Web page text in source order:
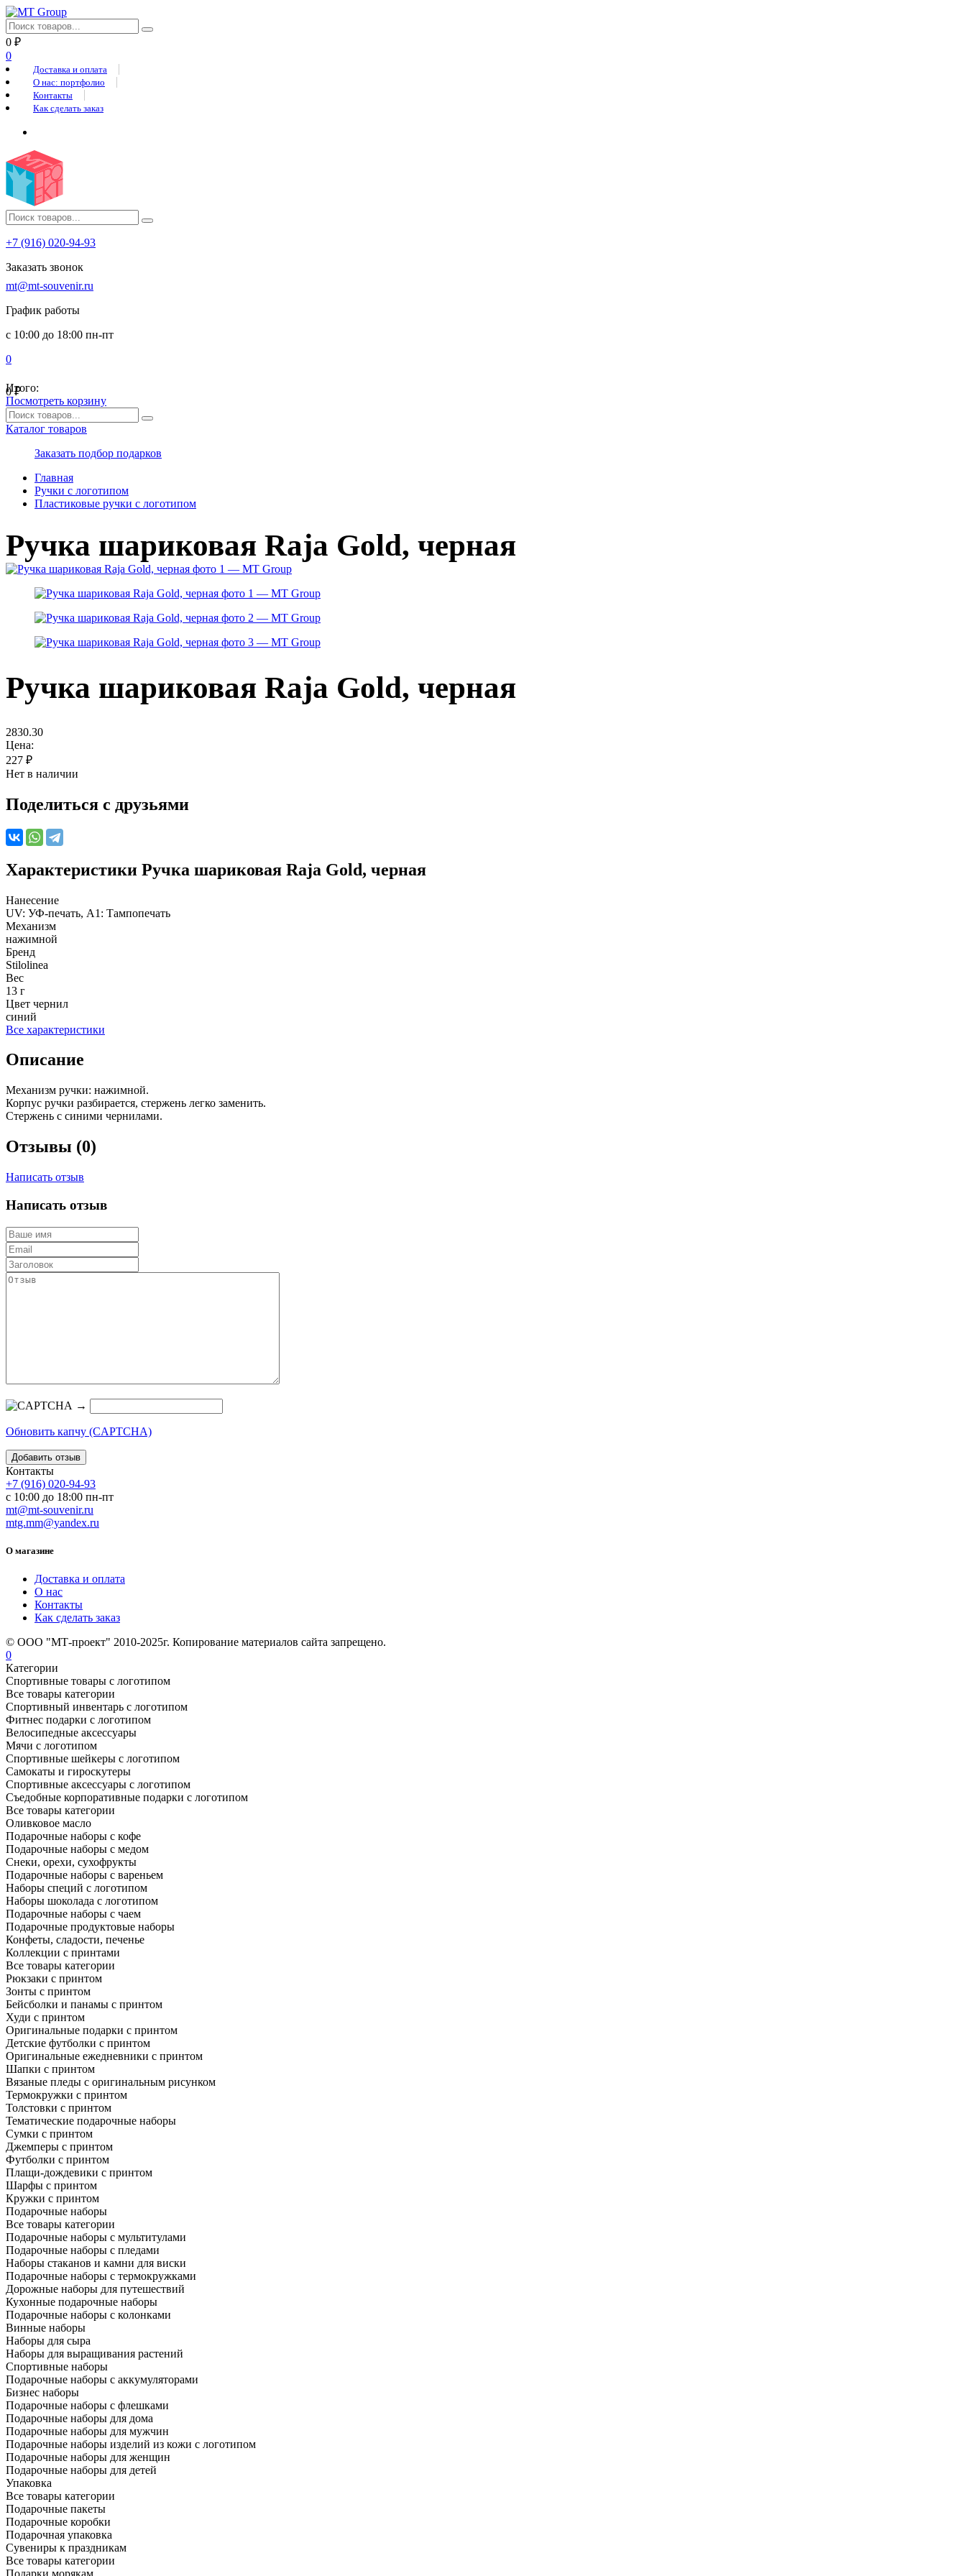
0 ₽
0
Доставка и оплата
О нас: портфолио
Контакты
Как сделать заказ
+7 (916) 020-94-93
Заказать звонок
mt@mt-souvenir.ru
График работы
с 10:00 до 18:00 пн-пт
0
0₽
Итого:
Посмотреть корзину
Каталог товаров
Заказать подбор подарков
Главная
Ручки с логотипом
Пластиковые ручки с логотипом
Ручка шариковая Raja Gold, черная
Ручка шариковая Raja Gold, черная
2830.30
Цена:
227 ₽
Нет в наличии
Поделиться с друзьями
Характеристики Ручка шариковая Raja Gold, черная
Нанесение
UV: УФ-печать, A1: Тампопечать
Механизм
нажимной
Бренд
Stilolinea
Вес
13 г
Цвет чернил
синий
Все характеристики
Описание
Механизм ручки: нажимной.
Корпус ручки разбирается, стержень легко заменить.
Стержень с синими чернилами.
Отзывы (0)
Написать отзыв
Написать отзыв
→
Обновить капчу (CAPTCHA)
Контакты
+7 (916) 020-94-93
с 10:00 до 18:00 пн-пт
mt@mt-souvenir.ru
mtg.mm@yandex.ru
О магазине
Доставка и оплата
О нас
Контакты
Как сделать заказ
© ООО "МТ-проект" 2010-2025г. Копирование материалов сайта запрещено.
0
Категории
Спортивные товары с логотипом
Все товары категории
Спортивный инвентарь с логотипом
Фитнес подарки с логотипом
Велосипедные аксессуары
Мячи с логотипом
Спортивные шейкеры с логотипом
Самокаты и гироскутеры
Спортивные аксессуары с логотипом
Съедобные корпоративные подарки с логотипом
Все товары категории
Оливковое масло
Подарочные наборы с кофе
Подарочные наборы с медом
Снеки, орехи, сухофрукты
Подарочные наборы с вареньем
Наборы специй с логотипом
Наборы шоколада с логотипом
Подарочные наборы с чаем
Подарочные продуктовые наборы
Конфеты, сладости, печенье
Коллекции с принтами
Все товары категории
Рюкзаки с принтом
Зонты с принтом
Бейсболки и панамы с принтом
Худи с принтом
Оригинальные подарки с принтом
Детские футболки с принтом
Оригинальные ежедневники с принтом
Шапки с принтом
Вязаные пледы с оригинальным рисунком
Термокружки с принтом
Толстовки с принтом
Тематические подарочные наборы
Сумки с принтом
Джемперы с принтом
Футболки с принтом
Плащи-дождевики с принтом
Шарфы с принтом
Кружки с принтом
Подарочные наборы
Все товары категории
Подарочные наборы с мультитулами
Подарочные наборы с пледами
Наборы стаканов и камни для виски
Подарочные наборы с термокружками
Дорожные наборы для путешествий
Кухонные подарочные наборы
Подарочные наборы с колонками
Винные наборы
Наборы для сыра
Наборы для выращивания растений
Спортивные наборы
Подарочные наборы с аккумуляторами
Бизнес наборы
Подарочные наборы с флешками
Подарочные наборы для дома
Подарочные наборы для мужчин
Подарочные наборы изделий из кожи с логотипом
Подарочные наборы для женщин
Подарочные наборы для детей
Упаковка
Все товары категории
Подарочные пакеты
Подарочные коробки
Подарочная упаковка
Сувениры к праздникам
Все товары категории
Подарки морякам